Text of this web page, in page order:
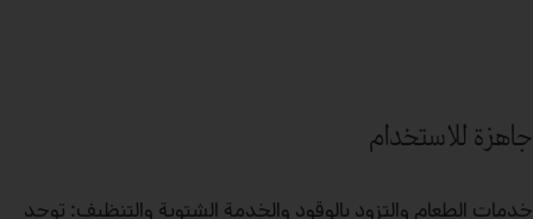
جاهزة للاستخدام
خدمات الطعام والتزود بالوقود والخدمة الشتوية والتنظيف: توجد